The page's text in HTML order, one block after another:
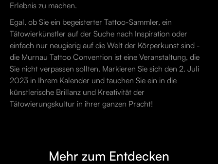
Erlebnis zu machen.
Egal, ob Sie ein begeisterter Tattoo-Sammler, ein
Tätowierkünstler auf der Suche nach Inspiration oder
einfach nur neugierig auf die Welt der Körperkunst sind -
die Murnau Tattoo Convention ist eine Veranstaltung, die
Sie nicht verpassen sollten. Markieren Sie sich den 2. Juli
2023 in Ihrem Kalender und tauchen Sie ein in die
künstlerische Brillanz und Kreativität der
Tätowierungskultur in ihrer ganzen Pracht!
Mehr zum Entdecken